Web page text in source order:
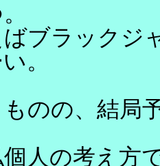
ブラックジ
。
のの、結局
人の考え方